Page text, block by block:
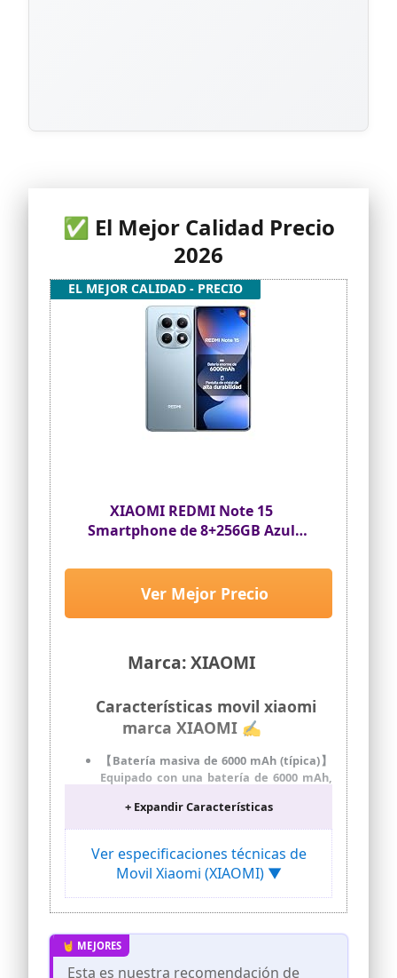
✅ El Mejor Calidad Precio
2026
XIAOMI REDMI Note 15
Smartphone de 8+256GB Azul
Marca: XIAOMI
Ver Mejor Precio
EL MEJOR CALIDAD - PRECIO
Características movil xiaomi
marca XIAOMI ✍
【Batería masiva de 6000 mAh (típica)】
Equipado con una batería de 6000 mAh,
que puedas seguir adelante todo el día
sin preocupaciones
【Resistencia al agua y al polvo IP64】
REDMI Note 15 admite resistencia al
agua y al polvo IP64, lo que proporciona
una protección eficaz contra
salpicaduras, polvo u otras situaciones
situaciones del día a día con facilidad
【Sistema de cámara súper clara de 108
+ Expandir Características
Ver especificaciones técnicas de
Movil Xiaomi (XIAOMI) ▼
Esta es nuestra recomendación de